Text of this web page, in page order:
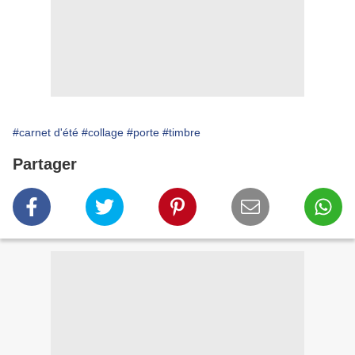
#carnet d'été #collage #porte #timbre
Partager